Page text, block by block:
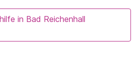
in Bad Reichenhall